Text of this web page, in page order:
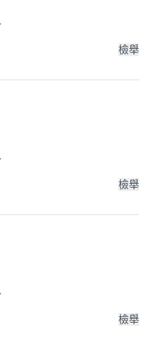
檢舉
檢舉
檢舉